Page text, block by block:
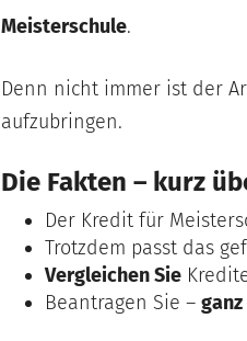
Meisterschule.
Denn nicht immer ist der
aufzubringen.
Die Fakten – kurz
Der Kredit für
Trotzdem passt das
Vergleichen Sie
Beantragen Sie –